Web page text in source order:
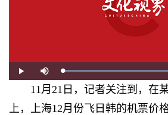
Play Mute Loaded:
11月21日，记者关注到，在
上，上海12月份飞日韩的机票价